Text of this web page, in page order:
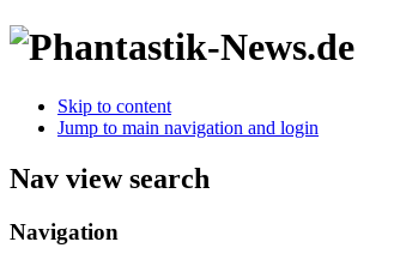
Skip to content
Jump to main navigation and login
Nav view search
Navigation